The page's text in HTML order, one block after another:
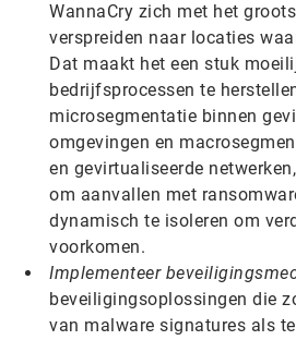
WannaCry zich met het
verspreiden naar locaties
Dat maakt het een stuk
bedrijfsprocessen te
microsegmentatie binnen
omgevingen en
en gevirtualiseerde
om aanvallen met
dynamisch te isoleren om
voorkomen.
Implementeer
beveiligingsoplossingen die
van malware signatures als